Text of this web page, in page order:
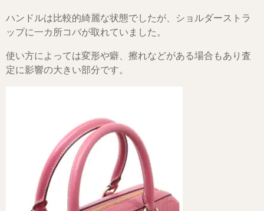
ハンドルは比較的綺麗な状態でしたが、ショルダーストラ
ップに一カ所コバが取れていました。
使い方によっては変形や癖、擦れなどがある場合もあり査
定に影響の大きい部分です。